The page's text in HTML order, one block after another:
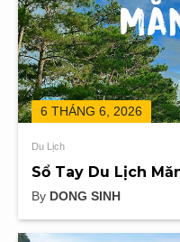
6 THÁNG 6, 2026
Du Lịch
Sổ Tay Du Lịch
By DONG SINH